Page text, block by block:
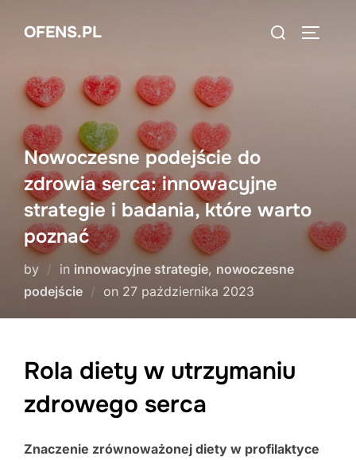
OFENS.PL
Search
Nowoczesne podejście do
zdrowia serca: innowacyjne
strategie i badania, które warto
poznać
by in innowacyjne strategie, nowoczesne
podejście
on Posted
27 października 2023
Rola diety w utrzymaniu
zdrowego serca
Znaczenie zrównoważonej diety w profilaktyce